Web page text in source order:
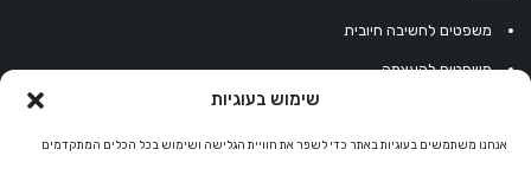
שימוש בעוגיות
אנחנו משתמשים בעוגיות באתר כדי לשפר את חוויית הגלישה ושימוש בכל הכלים המתקדמים
משפטים לחשיבה חיובית
משפטים להעצמה
מחשבון נומרולוגיה